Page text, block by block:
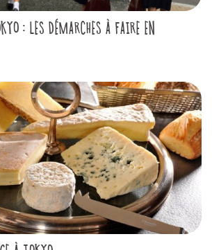
: LES DÉMARCHES À FAIRE EN